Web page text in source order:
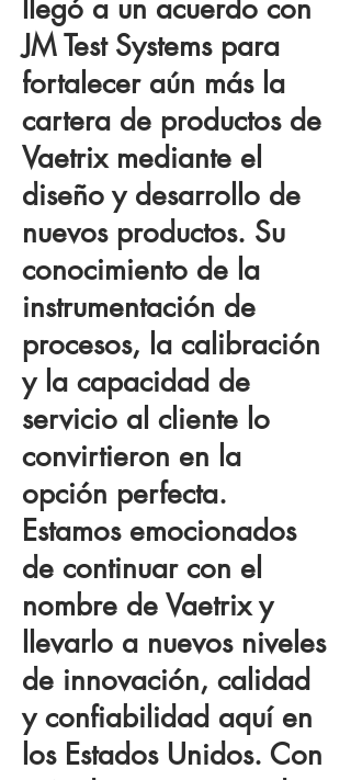
llegó a un acuerdo con
JM Test Systems para
fortalecer aún más la
cartera de productos de
Vaetrix mediante el
diseño y desarrollo de
nuevos productos. Su
conocimiento de la
instrumentación de
procesos, la calibración
y la capacidad de
servicio al cliente lo
convirtieron en la
opción perfecta.
Estamos emocionados
de continuar con el
nombre de Vaetrix y
llevarlo a nuevos niveles
de innovación, calidad
y confiabilidad aquí en
los Estados Unidos. Con